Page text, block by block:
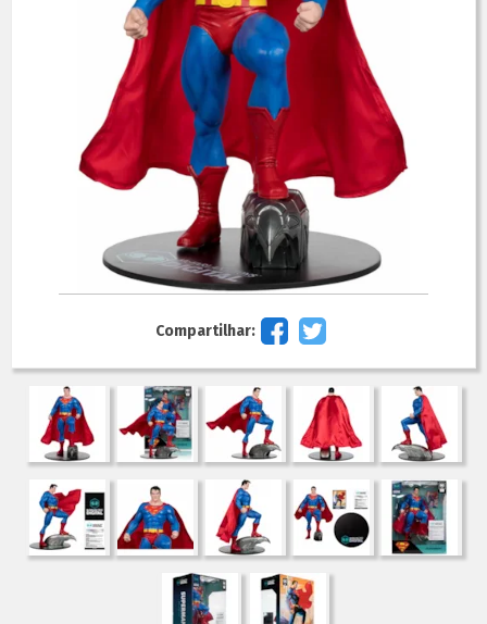
Compartilhar: